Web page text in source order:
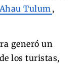
Ahau Tulum ,
generó un
los turistas,